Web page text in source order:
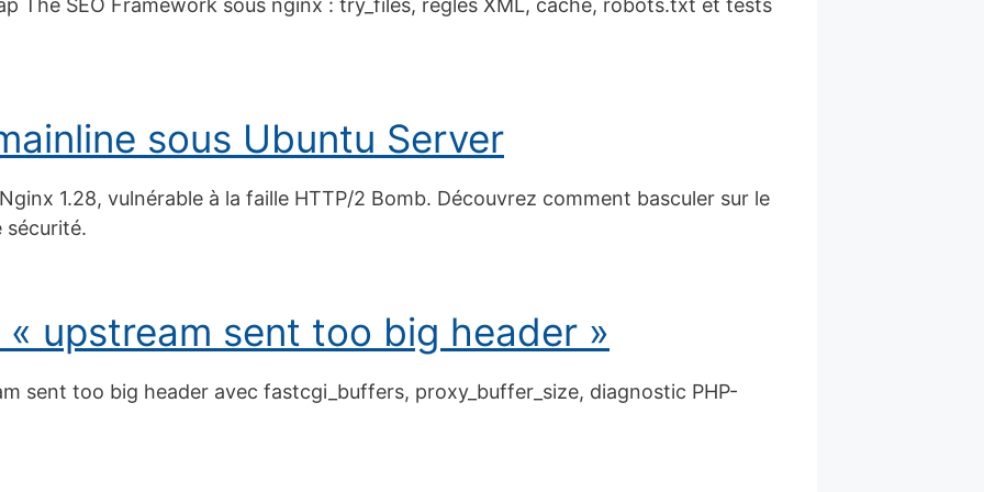
The SEO Framework sous nginx : try_files, règles XML, cache, robots.txt et tests
sous Ubuntu Server
1.28, vulnérable à la faille HTTP/2 Bomb. Découvrez comment basculer sur le
sécurité.
upstream sent too big header »
sent too big header avec fastcgi_buffers, proxy_buffer_size, diagnostic PHP-